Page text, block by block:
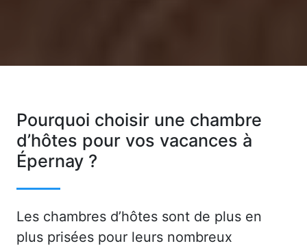
Pourquoi choisir une chambre
d’hôtes pour vos vacances à
Épernay ?
Les chambres d’hôtes sont de plus en
plus prisées pour leurs nombreux